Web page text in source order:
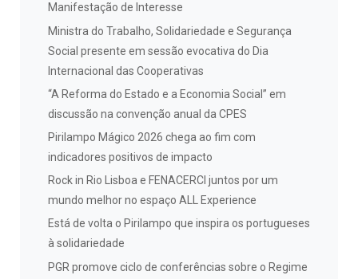
Manifestação de Interesse
Ministra do Trabalho, Solidariedade e Segurança
Social presente em sessão evocativa do Dia
Internacional das Cooperativas
“A Reforma do Estado e a Economia Social” em
discussão na convenção anual da CPES
Pirilampo Mágico 2026 chega ao fim com
indicadores positivos de impacto
Rock in Rio Lisboa e FENACERCI juntos por um
mundo melhor no espaço ALL Experience
Está de volta o Pirilampo que inspira os portugueses
à solidariedade
PGR promove ciclo de conferências sobre o Regime